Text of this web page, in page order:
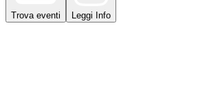
Trova eventi Leggi Info